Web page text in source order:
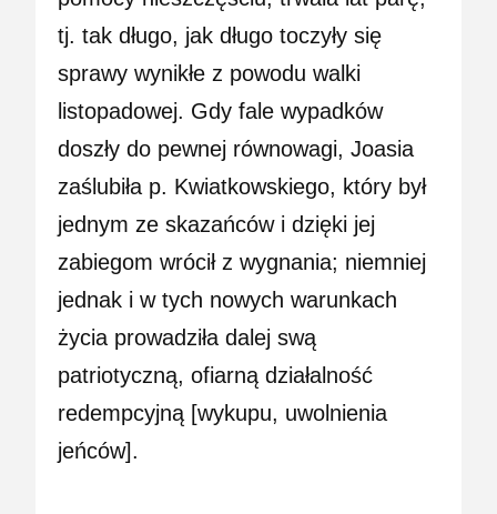
tj. tak długo, jak długo toczyły się
sprawy wynikłe z powodu walki
listopadowej. Gdy fale wypadków
doszły do pewnej równowagi, Joasia
zaślubiła p. Kwiatkowskiego, który był
jednym ze skazańców i dzięki jej
zabiegom wrócił z wygnania; niemniej
jednak i w tych nowych warunkach
życia prowadziła dalej swą
patriotyczną, ofiarną działalność
redempcyjną [wykupu, uwolnienia
jeńców].